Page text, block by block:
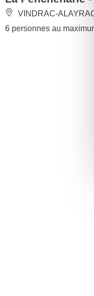
VINDRAC-
6 personnes au